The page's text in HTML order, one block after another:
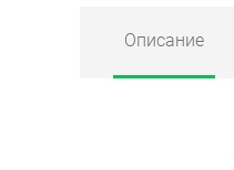
Описание